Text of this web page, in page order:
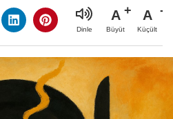
Dinle
A
Büyüt
A
Küçült